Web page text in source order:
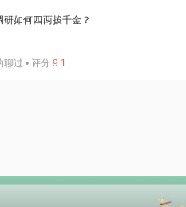
研如何四两拨千金？
聊过 • 评分 9.1